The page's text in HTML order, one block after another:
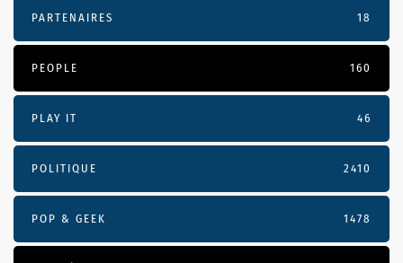
PARTENAIRES 18
PEOPLE 160
PLAY IT 46
POLITIQUE 2410
POP & GEEK 1478